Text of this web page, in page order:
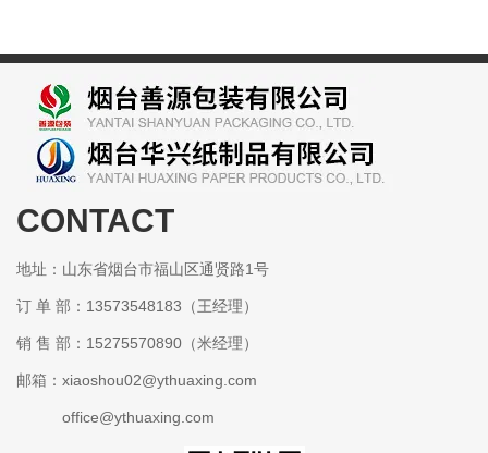
某某包装有限公司
CONTACT
地址：山东省烟台市福山区通贤路1号
订 单 部：13573548183（王经理）
销 售 部：15275570890（米经理）
邮箱：xiaoshou02@ythuaxing.com
office@ythuaxing.com